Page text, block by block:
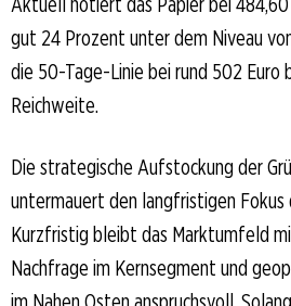
gut 24 Prozent unter dem Niveau
die 50-Tage-Linie bei rund 502
Reichweite.
Die strategische Aufstockung der
untermauert den langfristigen Fokus
Kurzfristig bleibt das Marktumfeld
Nachfrage im Kernsegment und